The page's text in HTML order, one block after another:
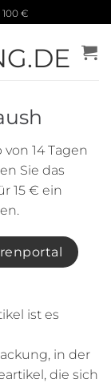
100 €
14 Tagen
Sie das
15 € ein
ist es
in der
die sich